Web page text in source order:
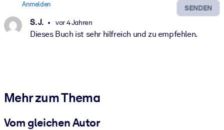
SENDEN
Anmelden
S. J. vor 4 Jahren
Dieses Buch ist sehr hilfreich und zu empfehlen.
Mehr zum Thema
Vom gleichen Autor